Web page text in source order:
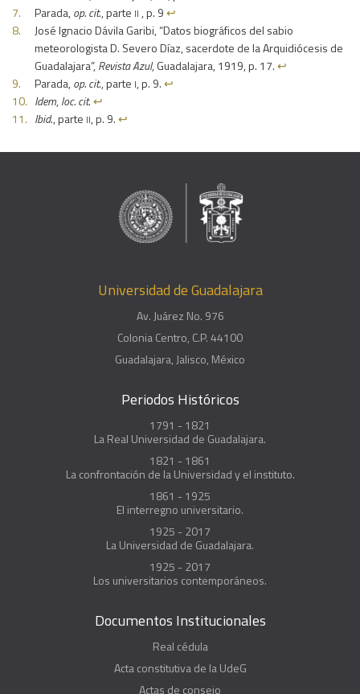
Parada,op. cit., parte ii , p. 9↩︎
José Ignacio Dávila Garibi, “Datos biográficos del sabio
meteorologista D. Severo Díaz, sacerdote de la Arquidiócesis de
Guadalajara”,Revista Azul, Guadalajara, 1919, p. 17.↩︎
Parada,op. cit., parte i, p. 9.↩︎
Idem,loc. cit.↩︎
Ibid., parte ii, p. 9.↩︎
Universidad de Guadalajara
Av. Juárez No. 976
Colonia Centro, C.P. 44100
Guadalajara, Jalisco, México
Periodos Históricos
1791 - 1821
La Real Universidad de Guadalajara.
1821 - 1861
La confrontación de la Universidad y el instituto.
1861 - 1925
El interregno universitario.
1925 - 2017
La Universidad de Guadalajara.
1925 - 2017
Los universitarios contemporáneos.
Documentos Institucionales
Real cédula
Acta constitutiva de la UdeG
Actas de consejo